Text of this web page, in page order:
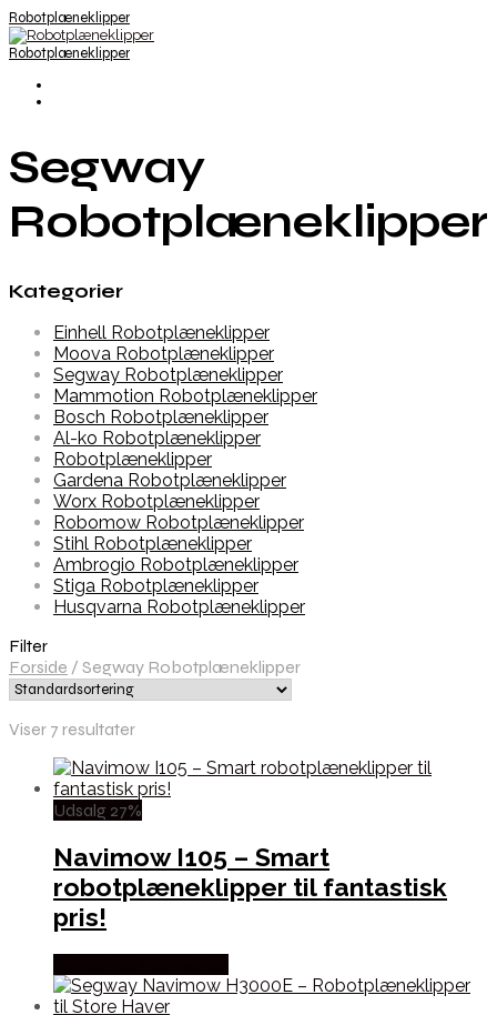
Robotplæneklipper
Robotplæneklipper
Segway
Robotplæneklipper
Kategorier
Einhell Robotplæneklipper
Moova Robotplæneklipper
Segway Robotplæneklipper
Mammotion Robotplæneklipper
Bosch Robotplæneklipper
Al-ko Robotplæneklipper
Robotplæneklipper
Gardena Robotplæneklipper
Worx Robotplæneklipper
Robomow Robotplæneklipper
Stihl Robotplæneklipper
Ambrogio Robotplæneklipper
Stiga Robotplæneklipper
Husqvarna Robotplæneklipper
Filter
Forside / Segway Robotplæneklipper
Viser 7 resultater
Udsalg 27%
Navimow I105 – Smart
robotplæneklipper til fantastisk
pris!